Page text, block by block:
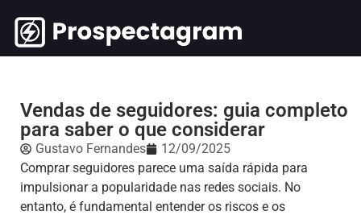
Vendas de seguidores: guia completo
para saber o que considerar
Gustavo Fernandes
12/09/2025
Comprar seguidores parece uma saída rápida para
impulsionar a popularidade nas redes sociais. No
entanto, é fundamental entender os riscos e os